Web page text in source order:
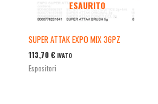
ESAURITO
SUPER ATTAK EXPO MIX 36PZ
113,70 € IVATO
Espositori